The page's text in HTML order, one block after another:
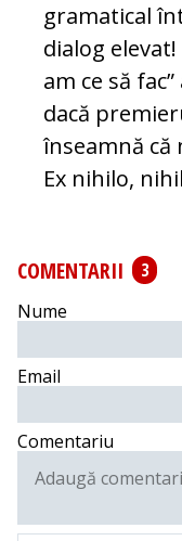
gramatical
dialog
am ce să
dacă
înseamnă că
Ex nihilo,
COMENTARII
3
Nume
Email
Comentariu